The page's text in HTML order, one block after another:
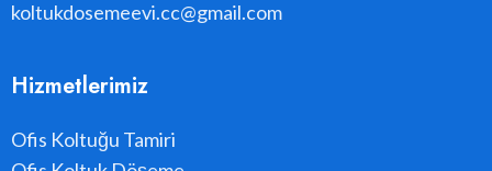
koltukdosemeevi.cc@gmail.com
Hizmetlerimiz
Ofis Koltuğu Tamiri